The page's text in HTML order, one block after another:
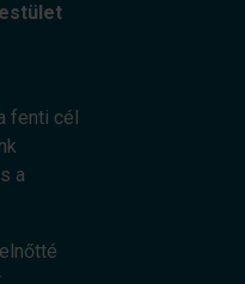
fenti cél
a